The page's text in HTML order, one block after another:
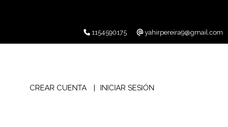
1154590175 yahirpereira9@gmail.com
CREAR CUENTA INICIAR SESIÓN